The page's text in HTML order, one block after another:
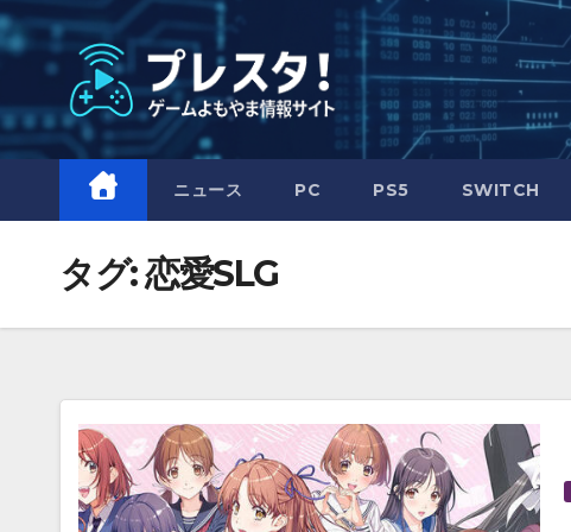
Skip
to
ニュース PC PS5 SWITCH
タグ:恋愛SLG